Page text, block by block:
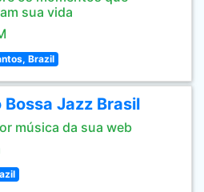
sua vida
Brazil
Bossa Jazz Brasil
música da sua web